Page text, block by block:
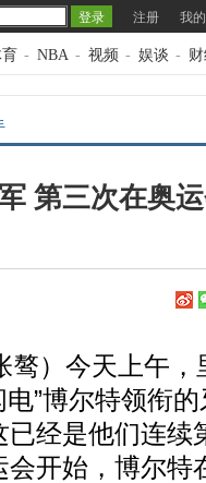
注册 我
- NBA - 视频 - 娱谈 -
第三次在奥
）今天上午，
”博尔特领衔
经是他们连续
开始，博尔特